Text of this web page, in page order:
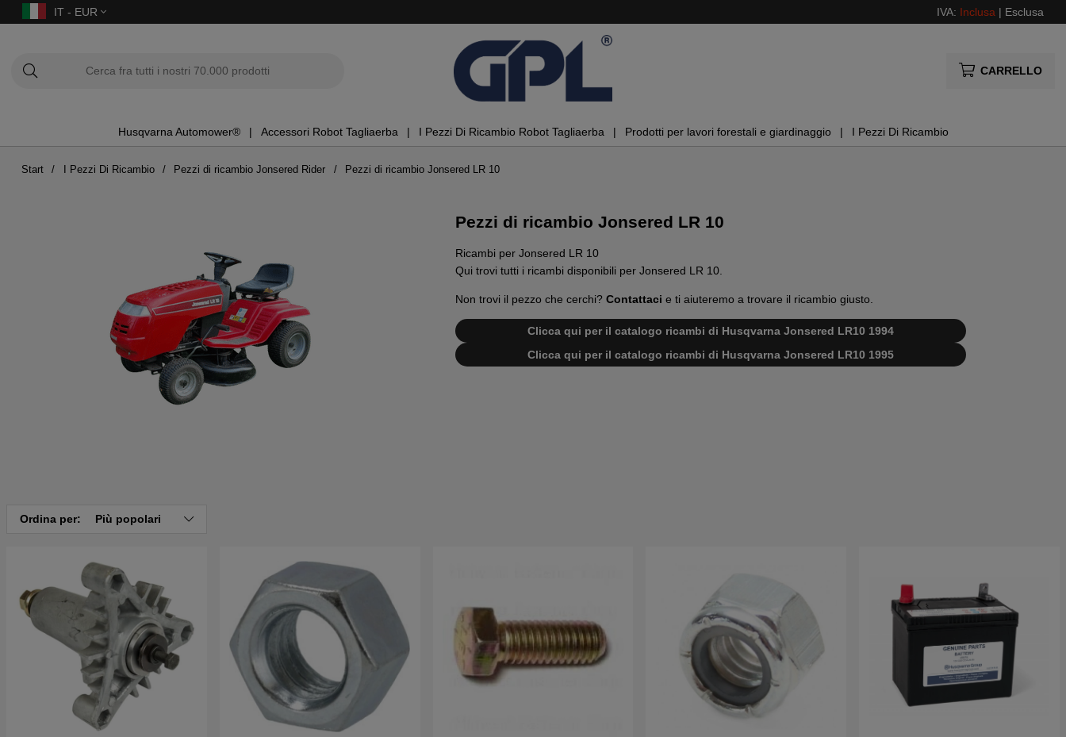
IT - EUR IVA: Inclusa | Esclusa
CARRELLO
Husqvarna Automower® Accessori Robot Tagliaerba I Pezzi Di Ricambio Robot Tagliaerba Prodotti per lavori forestali e giardinaggio I Pezzi Di Ricambio
Start I Pezzi Di Ricambio Pezzi di ricambio Jonsered Rider Pezzi di ricambio Jonsered LR 10
Pezzi di ricambio Jonsered LR 10
Ricambi per Jonsered LR 10
Qui trovi tutti i ricambi disponibili per Jonsered LR 10.
Non trovi il pezzo che cerchi? Contattaci e ti aiuteremo a trovare il ricambio giusto.
Clicca qui per il catalogo ricambi di Husqvarna Jonsered LR10 1994
Clicca qui per il catalogo ricambi di Husqvarna Jonsered LR10 1995
Ordina per: Più popolari